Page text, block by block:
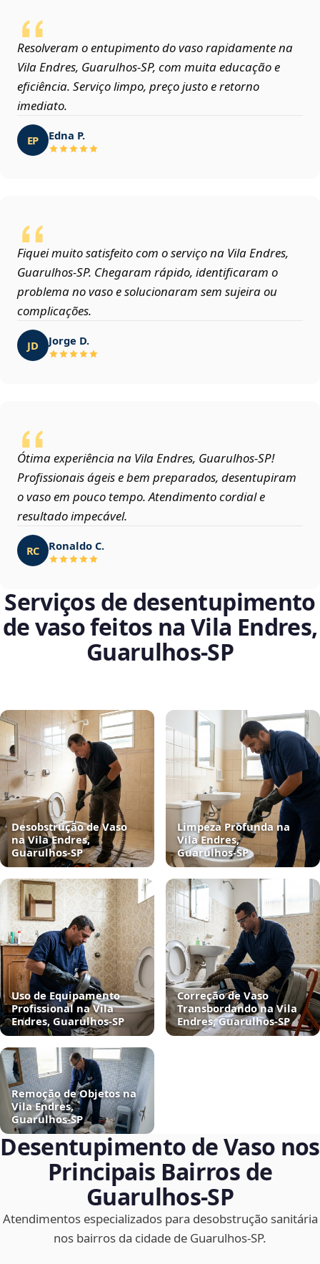
Resolveram o entupimento do vaso rapidamente na
Vila Endres, Guarulhos‑SP, com muita educação e
eficiência. Serviço limpo, preço justo e retorno
imediato.
EP Edna P.
Fiquei muito satisfeito com o serviço na Vila Endres,
Guarulhos‑SP. Chegaram rápido, identificaram o
problema no vaso e solucionaram sem sujeira ou
complicações.
JD Jorge D.
Ótima experiência na Vila Endres, Guarulhos‑SP!
Profissionais ágeis e bem preparados, desentupiram
o vaso em pouco tempo. Atendimento cordial e
resultado impecável.
RC Ronaldo C.
Serviços de desentupimento
de vaso feitos na Vila Endres,
Guarulhos‑SP
Desobstrução de Vaso
na Vila Endres,
Guarulhos‑SP
Limpeza Profunda na
Vila Endres,
Guarulhos‑SP
Uso de Equipamento
Profissional na Vila
Endres, Guarulhos‑SP
Correção de Vaso
Transbordando na Vila
Endres, Guarulhos‑SP
Remoção de Objetos na
Vila Endres,
Guarulhos‑SP
Desentupimento de Vaso nos
Principais Bairros de
Guarulhos‑SP
Atendimentos especializados para desobstrução sanitária
nos bairros da cidade de Guarulhos‑SP.